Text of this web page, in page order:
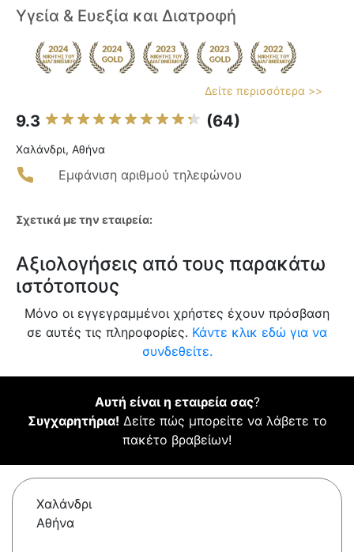
Υγεία & Ευεξία και Διατροφή
Δείτε περισσότερα >>
9.3 (64)
Χαλάνδρι, Αθήνα
Εμφάνιση αριθμού τηλεφώνου
Σχετικά με την εταιρεία:
Αξιολογήσεις από τους παρακάτω
ιστότοπους
Μόνο οι εγγεγραμμένοι χρήστες έχουν πρόσβαση
σε αυτές τις πληροφορίες. Κάντε κλικ εδώ για να
συνδεθείτε.
Αυτή είναι η εταιρεία σας?
Συγχαρητήρια! Δείτε πώς μπορείτε να λάβετε το
πακέτο βραβείων!
Χαλάνδρι
Αθήνα